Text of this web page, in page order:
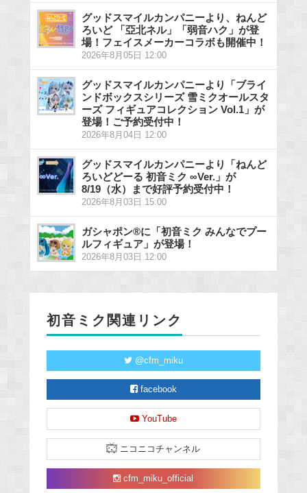
グッドスマイルカンパニーより、ねんど
ろいど 「亞北ネル」「弱音ハク」が登
場！フェイスメーカーコラボも開催中！
2026年8月05日 12:00
グッドスマイルカンパニーより「ブライ
ンドボックスシリーズ 雪ミクオールスタ
ーズ フィギュアコレクション Vol.1」が
登場！ご予約受付中！
2026年8月04日 12:00
グッドスマイルカンパニーより「ねんど
ろいどどーる 初音ミク ∞Ver.」が
8/19（水）まで好評予約受付中！
2026年8月03日 15:00
ガシャポン®に「初音ミク みんなでプー
ルフィギュア」が登場！
2026年8月03日 12:00
初音ミク関連リンク
@cfm_miku
facebook
YouTube
ニコニコチャンネル
cfm_miku_official